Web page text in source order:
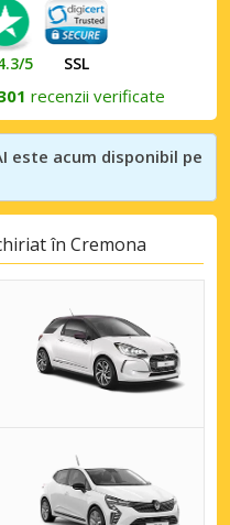
5 SSL
recenzii verificate
este acum disponibil pe
în Cremona